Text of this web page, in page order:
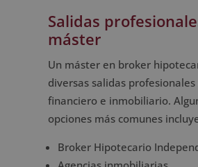
Salidas
máster
Un máster en broker
diversas salidas
financiero e inmobiliario.
opciones más comunes
Broker Hipotecario